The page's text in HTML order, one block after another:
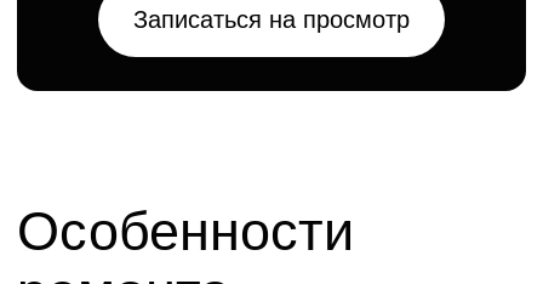
Ремонт коттеджа — это уникальная
задача, которая имеет свои
специфические черты:
Масштаб и объём работ.Площадь
с проектами любого масштаба, гарантируя
высокое качество на каждом этапе.